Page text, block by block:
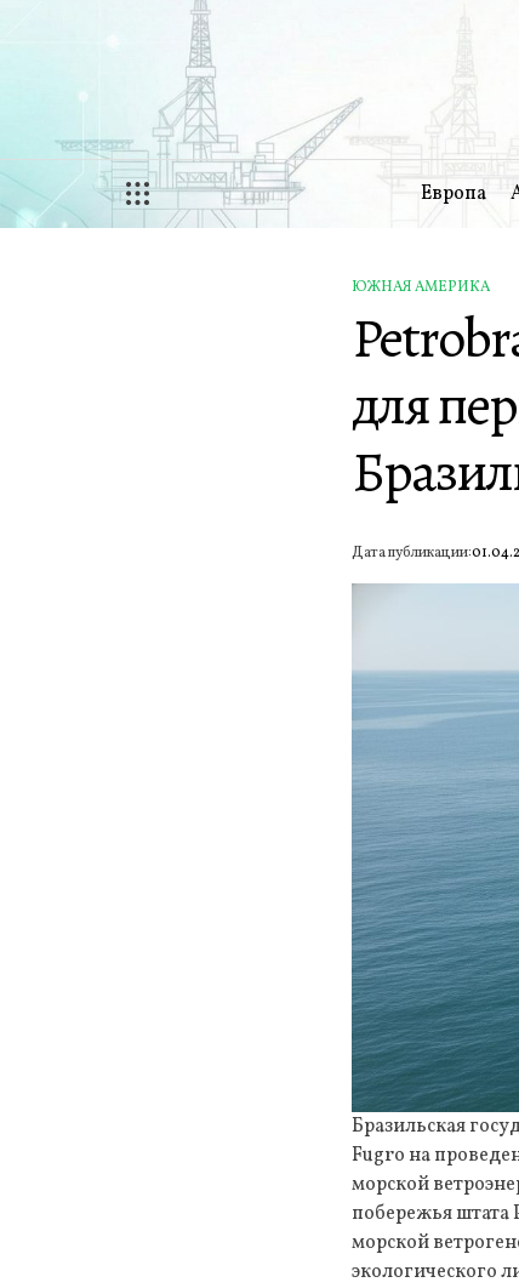
Европа
ОПУБЛИКОВАНО
В
ЮЖНАЯ АМЕРИКА
для
Дата публикации:
Бразильская
Fugro на
морской
побережья
морской
экологического